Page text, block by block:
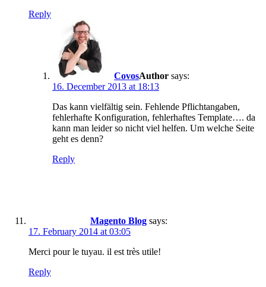
Reply
Covos
says:
16. December 2013 at 18:13
Das kann vielfältig sein. Fehlende Pflichtangaben,
fehlerhafte Konfiguration, fehlerhaftes Template…. da
kann man leider so nicht viel helfen. Um welche Seite
geht es denn?
Reply
Magento Blog says:
17. February 2014 at 03:05
Merci pour le tuyau. il est très utile!
Reply